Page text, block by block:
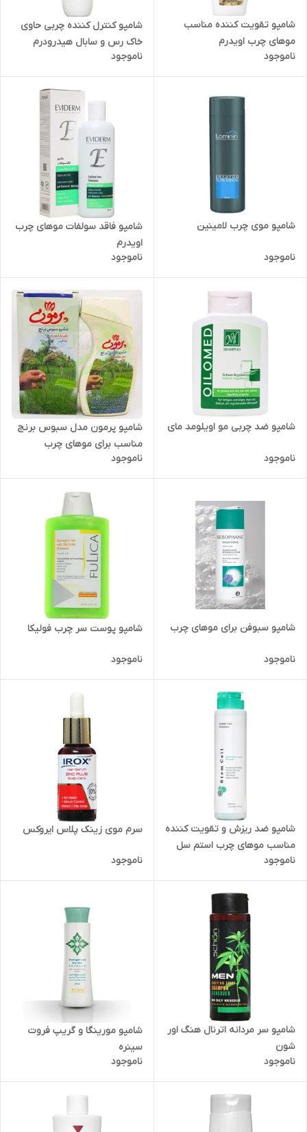
شامپو تقویت کننده مناسب
موهای چرب اویدرم
ناموجود
شامپو کنترل کننده چربی حاوی
خاک رس و سابال هیدرودرم
ناموجود
شامپو موی چرب لامینین
ناموجود
شامپو فاقد سولفات موهای چرب
اویدرم
ناموجود
شامپو ضد چربی مو اویلومد مای
ناموجود
شامپو پرمون مدل سبوس برنج
مناسب برای موهای چرب
ناموجود
شامپو سبوفن برای موهای چرب
ناموجود
شامپو پوست سر چرب فولیکا
ناموجود
شامپو ضد ریزش و تقویت کننده
مناسب موهای چرب استم سل
ناموجود
سرم موی زینک پلاس ایروکس
ناموجود
شامپو سر مردانه اترنال هنگ اور
شون
ناموجود
شامپو مورینگا و گریپ فروت
سینره
ناموجود